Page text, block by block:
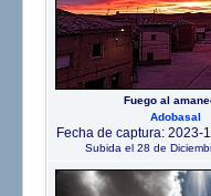
Fuego al
Adobasal
Fecha de captura: 2023-
Subida el 28 de